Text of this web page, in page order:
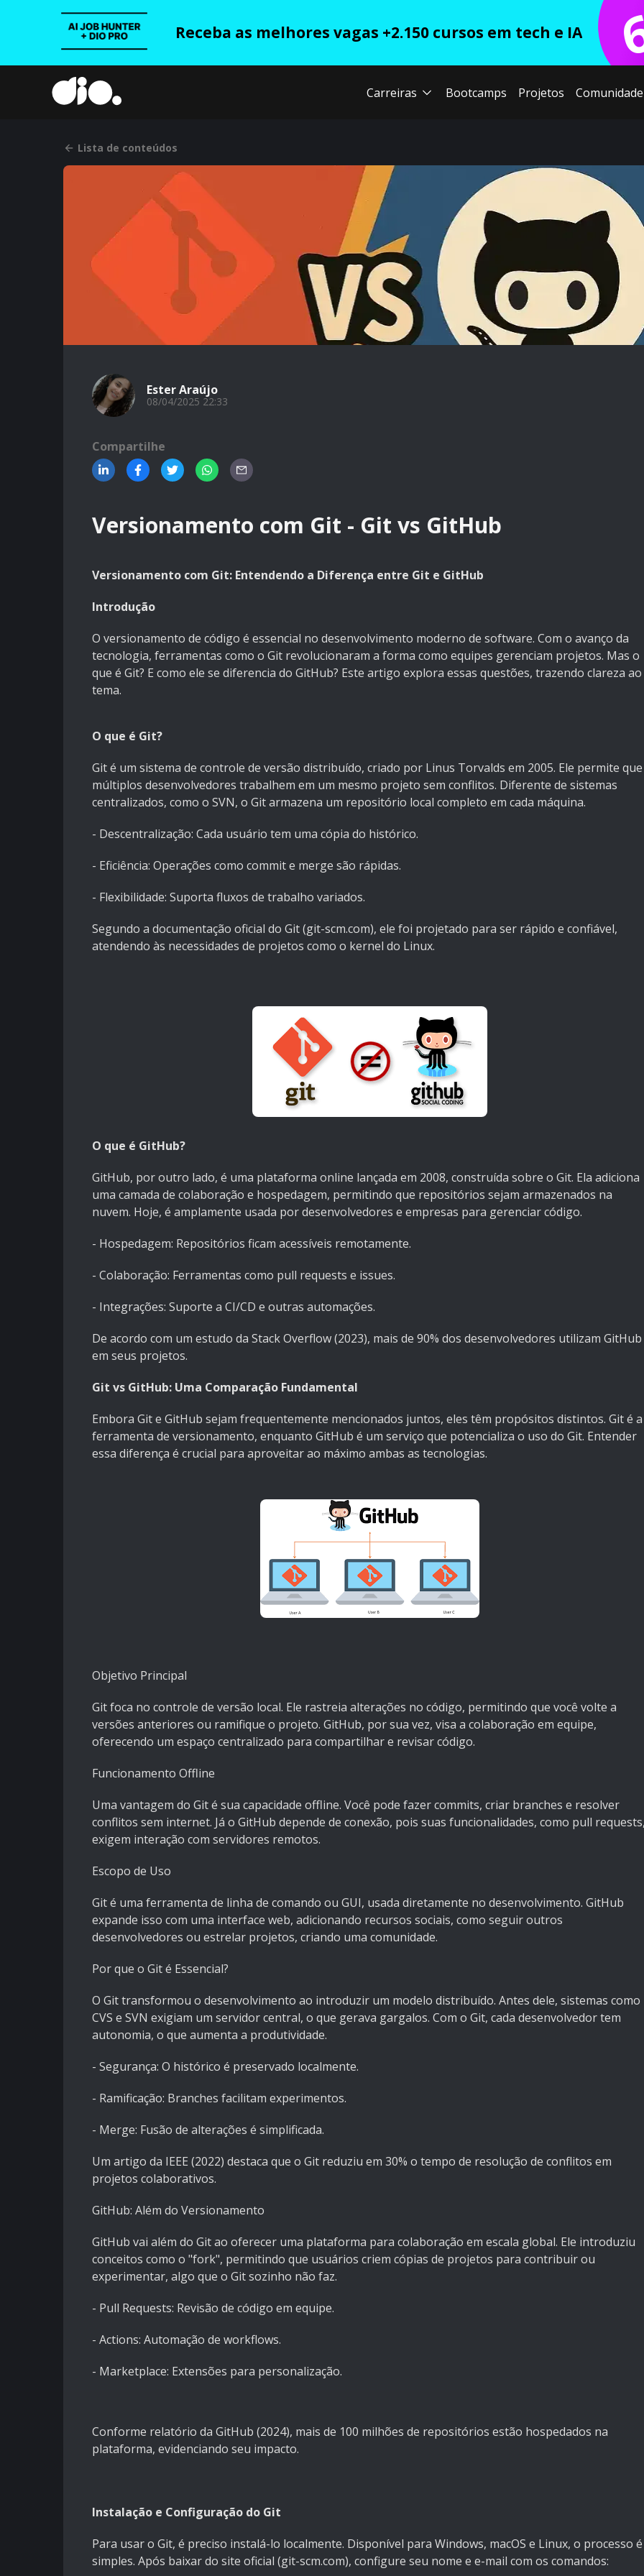
Receba as melhores vagas +2.150 cursos em tech e IA
Carreiras Bootcamps Projetos Comunidade
Lista de conteúdos
Ester Araújo
08/04/2025 22:33
Compartilhe
Versionamento com Git - Git vs GitHub
Versionamento com Git: Entendendo a Diferença entre Git e GitHub
Introdução
O versionamento de código é essencial no desenvolvimento moderno de software. Com o avanço da
tecnologia, ferramentas como o Git revolucionaram a forma como equipes gerenciam projetos. Mas o
que é Git? E como ele se diferencia do GitHub? Este artigo explora essas questões, trazendo clareza ao
tema.
O que é Git?
Git é um sistema de controle de versão distribuído, criado por Linus Torvalds em 2005. Ele permite que
múltiplos desenvolvedores trabalhem em um mesmo projeto sem conflitos. Diferente de sistemas
centralizados, como o SVN, o Git armazena um repositório local completo em cada máquina.
- Descentralização: Cada usuário tem uma cópia do histórico.
- Eficiência: Operações como commit e merge são rápidas.
- Flexibilidade: Suporta fluxos de trabalho variados.
Segundo a documentação oficial do Git (git-scm.com), ele foi projetado para ser rápido e confiável,
atendendo às necessidades de projetos como o kernel do Linux.
O que é GitHub?
GitHub, por outro lado, é uma plataforma online lançada em 2008, construída sobre o Git. Ela adiciona
uma camada de colaboração e hospedagem, permitindo que repositórios sejam armazenados na
nuvem. Hoje, é amplamente usada por desenvolvedores e empresas para gerenciar código.
- Hospedagem: Repositórios ficam acessíveis remotamente.
- Colaboração: Ferramentas como pull requests e issues.
- Integrações: Suporte a CI/CD e outras automações.
De acordo com um estudo da Stack Overflow (2023), mais de 90% dos desenvolvedores utilizam GitHub
em seus projetos.
Git vs GitHub: Uma Comparação Fundamental
Embora Git e GitHub sejam frequentemente mencionados juntos, eles têm propósitos distintos. Git é a
ferramenta de versionamento, enquanto GitHub é um serviço que potencializa o uso do Git. Entender
essa diferença é crucial para aproveitar ao máximo ambas as tecnologias.
Objetivo Principal
Git foca no controle de versão local. Ele rastreia alterações no código, permitindo que você volte a
versões anteriores ou ramifique o projeto. GitHub, por sua vez, visa a colaboração em equipe,
oferecendo um espaço centralizado para compartilhar e revisar código.
Funcionamento Offline
Uma vantagem do Git é sua capacidade offline. Você pode fazer commits, criar branches e resolver
conflitos sem internet. Já o GitHub depende de conexão, pois suas funcionalidades, como pull
exigem interação com servidores remotos.
Escopo de Uso
Git é uma ferramenta de linha de comando ou GUI, usada diretamente no desenvolvimento. GitHub
expande isso com uma interface web, adicionando recursos sociais, como seguir outros
desenvolvedores ou estrelar projetos, criando uma comunidade.
Por que o Git é Essencial?
O Git transformou o desenvolvimento ao introduzir um modelo distribuído. Antes dele, sistemas como
CVS e SVN exigiam um servidor central, o que gerava gargalos. Com o Git, cada desenvolvedor tem
autonomia, o que aumenta a produtividade.
- Segurança: O histórico é preservado localmente.
- Ramificação: Branches facilitam experimentos.
- Merge: Fusão de alterações é simplificada.
Um artigo da IEEE (2022) destaca que o Git reduziu em 30% o tempo de resolução de conflitos em
projetos colaborativos.
GitHub: Além do Versionamento
GitHub vai além do Git ao oferecer uma plataforma para colaboração em escala global. Ele introduziu
conceitos como o "fork", permitindo que usuários criem cópias de projetos para contribuir ou
experimentar, algo que o Git sozinho não faz.
- Pull Requests: Revisão de código em equipe.
- Actions: Automação de workflows.
- Marketplace: Extensões para personalização.
Conforme relatório da GitHub (2024), mais de 100 milhões de repositórios estão hospedados na
plataforma, evidenciando seu impacto.
Instalação e Configuração do Git
Para usar o Git, é preciso instalá-lo localmente. Disponível para Windows, macOS e Linux, o processo é
simples. Após baixar do site oficial (git-scm.com), configure seu nome e e-mail com os comandos: